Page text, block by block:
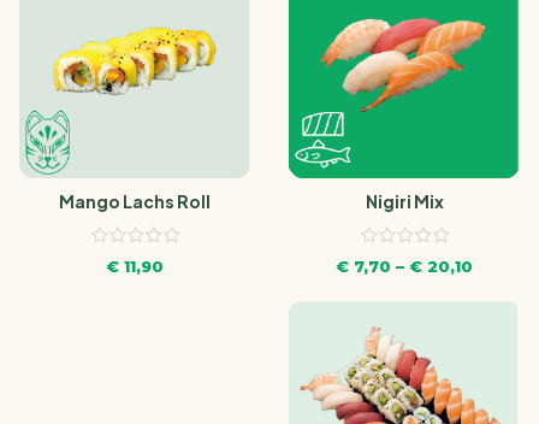
Mango Lachs Roll
€ 11,90
Nigiri Mix
€ 7,70 – € 20,10